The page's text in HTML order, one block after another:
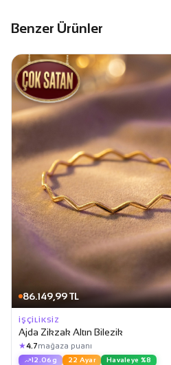
Benzer Ürünler
86.149,99 TL
İŞÇILIKSIZ
Ajda Zikzak Altın Bilezik
★4.7mağaza puanı
12.06g 22 Ayar Havaleye %8